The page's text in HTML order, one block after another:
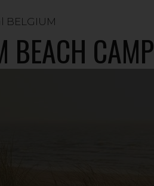
BELGIUM
BEACH CAMP